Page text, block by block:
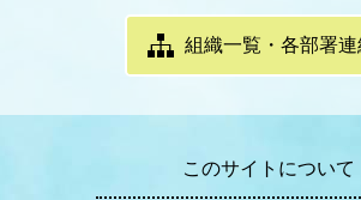
組織一覧・各部署連
このサイトについて